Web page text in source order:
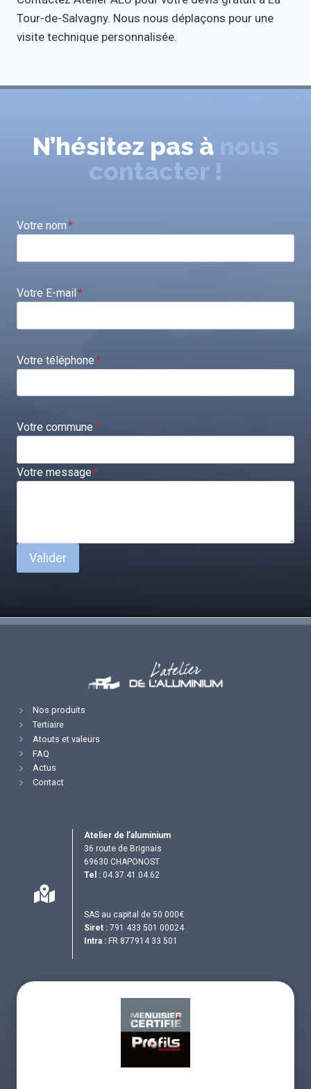
Tour-de-Salvagny. Nous nous déplaçons pour une
visite technique personnalisée.
N’hésitez pas à nous
contacter !
Votre nom*
Votre E-mail*
Votre téléphone*
Votre commune*
Votre message*
Valider
Nos produits
Tertiaire
Atouts et valeurs
FAQ
Actus
Contact
Atelier de l’aluminium
36 route de Brignais
69630 CHAPONOST
Tel : 04.37.41.04.62
SAS au capital de 50 000€
Siret : 791 433 501 00024
Intra : FR 877914 33 501